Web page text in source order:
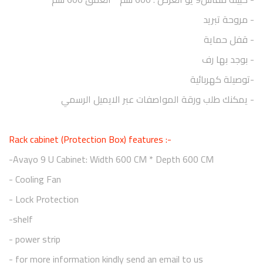
- مروحة تبريد
- قفل حماية
- بوجد بها رف
-توصيلة كهربائية
- يمكنك طلب ورقة المواصفات عبر الايميل الرسمي
-: Rack cabinet (Protection Box) features
Avayo 9 U Cabinet: Width 600 CM * Depth 600 CM-
Cooling Fan -
Lock Protection -
shelf-
power strip -
for more information kindly send an email to us -